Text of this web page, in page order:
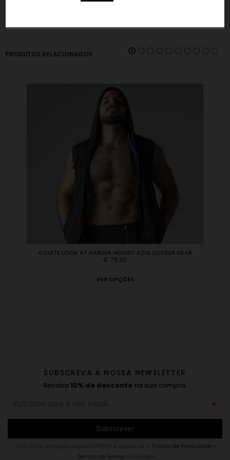
PRODUTOS RELACIONADOS
COLETE LOOK AT HARDER HOODY AZUL LOCKER GEAR
€ 78,95
VER OPÇÕES
SUBSCREVA A NOSSA NEWSLETTER
Receba 10% de desconto na sua compra.
Politica de Privacidade
Termos de Serviçoda Google.